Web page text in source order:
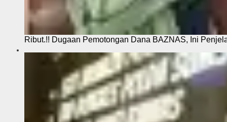
Ribut.!! Dugaan Pemotongan Dana BAZNAS, Ini